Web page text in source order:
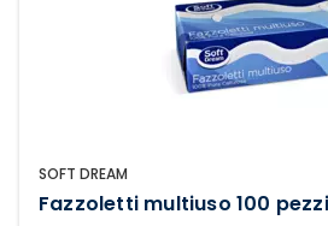
SOFT DREAM
Fazzoletti multiuso 100 pezzi